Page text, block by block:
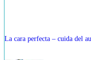
La cara perfecta – cuida del